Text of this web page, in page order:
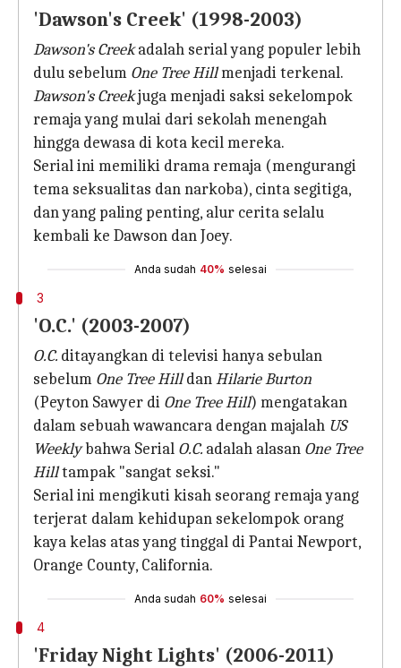
'Dawson's Creek' (1998-2003)
Dawson's Creekadalah serial yang populer lebih
dulu sebelum One Tree Hillmenjadi terkenal.
Dawson's Creekjuga menjadi saksi sekelompok
remaja yang mulai dari sekolah menengah
hingga dewasa di kota kecil mereka.
Serial ini memiliki drama remaja (mengurangi
tema seksualitas dan narkoba), cinta segitiga,
dan yang paling penting, alur cerita selalu
kembali ke Dawson dan Joey.
Anda sudah 40% selesai
3
'O.C.' (2003-2007)
O.C. ditayangkan di televisi hanya sebulan
sebelum One Tree HilldanHilarie Burton
(Peyton Sawyer di One Tree Hill) mengatakan
dalam sebuah wawancara dengan majalah US
Weeklybahwa Serial O.C. adalah alasan One Tree
Hilltampak "sangat seksi."
Serial ini mengikuti kisah seorang remaja yang
terjerat dalam kehidupan sekelompok orang
kaya kelas atas yang tinggal di Pantai Newport,
Orange County, California.
Anda sudah 60% selesai
4
'Friday Night Lights' (2006-2011)